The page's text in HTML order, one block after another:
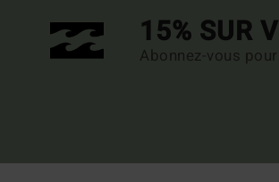
15% SUR
Abonnez-vous